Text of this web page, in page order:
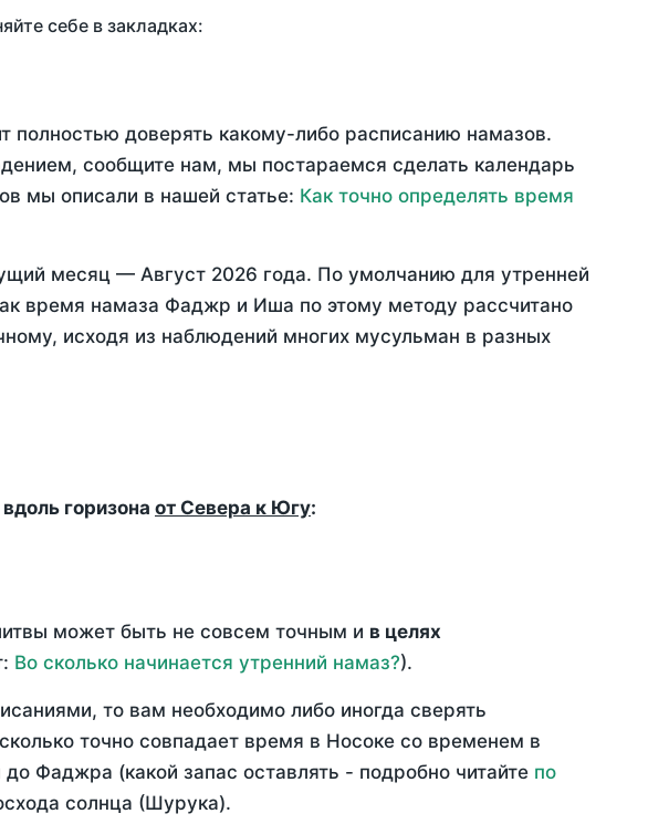
себе в закладках:
полностью доверять какому-либо расписанию намазов.
сообщите нам, мы постараемся сделать календарь
мы описали в нашей статье: Как точно определять время
месяц — Август 2026 года. По умолчанию для утренней
время намаза Фаджр и Иша по этому методу рассчитано
исходя из наблюдений многих мусульман в разных
горизона от Севера к Югу:
может быть не совсем точным и в целях
Во сколько начинается утренний намаз?).
то вам необходимо либо иногда сверять
точно совпадает время в Носоке со временем в
Фаджра (какой запас оставлять - подробно читайте по
солнца (Шурука).